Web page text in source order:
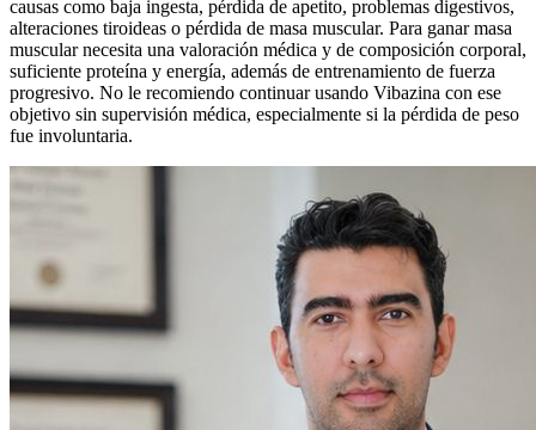
causas como baja ingesta, pérdida de apetito, problemas digestivos,
alteraciones tiroideas o pérdida de masa muscular. Para ganar masa
muscular necesita una valoración médica y de composición corporal,
suficiente proteína y energía, además de entrenamiento de fuerza
progresivo. No le recomiendo continuar usando Vibazina con ese
objetivo sin supervisión médica, especialmente si la pérdida de peso
fue involuntaria.